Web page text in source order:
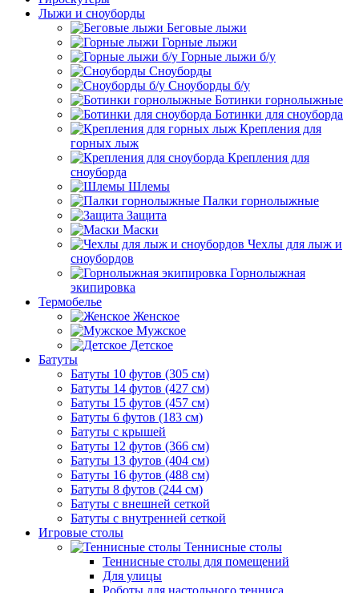
Лыжи и сноуборды
Беговые лыжи
Горные лыжи
Горные лыжи б/у
Сноуборды
Сноуборды б/у
Ботинки горнолыжные
Ботинки для сноуборда
Крепления для
горных лыж
Крепления для
сноуборда
Шлемы
Палки горнолыжные
Защита
Маски
Чехлы для лыж и
сноубордов
Горнолыжная
экипировка
Термобелье
Женское
Мужское
Детское
Батуты
Батуты 10 футов (305 см)
Батуты 14 футов (427 см)
Батуты 15 футов (457 см)
Батуты 6 футов (183 см)
Батуты с крышей
Батуты 12 футов (366 см)
Батуты 13 футов (404 см)
Батуты 16 футов (488 см)
Батуты 8 футов (244 см)
Батуты с внешней сеткой
Батуты с внутренней сеткой
Игровые столы
Теннисные столы
Теннисные столы для помещений
Для улицы
Роботы для настольного тенниса